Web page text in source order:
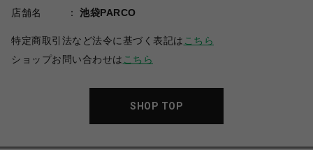
店舗名
池袋PARCO
特定商取引法など法令に基づく表記は こちら
ショップお問い合わせは こちら
SHOP TOP